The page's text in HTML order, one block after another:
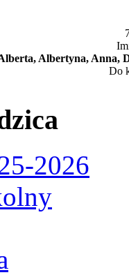
Albertyna, Anna,
Do
2026